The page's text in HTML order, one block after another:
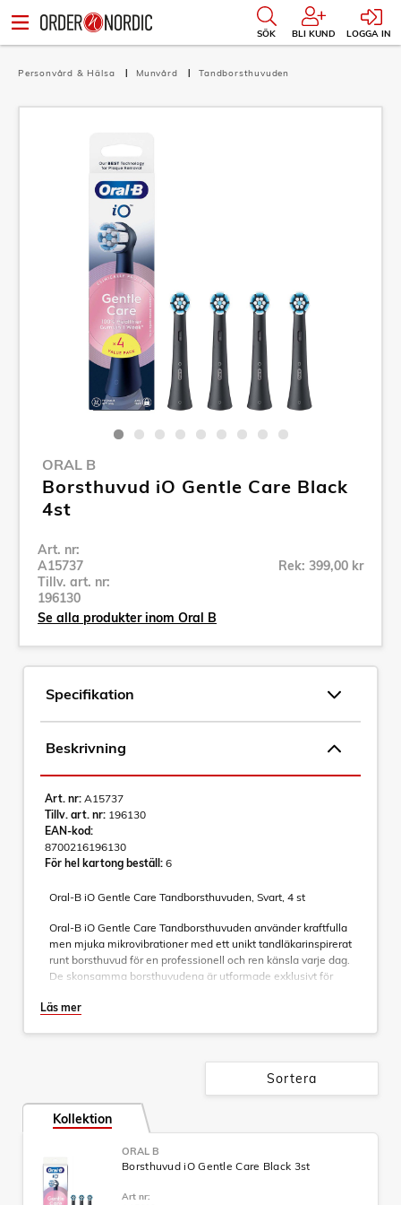
SÖK BLI KUND LOGGA IN
Personvård & Hälsa Munvård Tandborsthuvuden
ORAL B
Borsthuvud iO Gentle Care Black
4st
Art. nr:
A15737
Tillv. art. nr:
196130
Rek: 399,00 kr
Se alla produkter inom Oral B
Specifikation
Beskrivning
Art. nr: A15737
Tillv. art. nr: 196130
EAN-kod:
8700216196130
För hel kartong beställ: 6
Oral-B iO Gentle Care Tandborsthuvuden, Svart, 4 st
Oral-B iO Gentle Care Tandborsthuvuden använder kraftfulla
men mjuka mikrovibrationer med ett unikt tandläkarinspirerat
runt borsthuvud för en professionell och ren känsla varje dag.
De skonsamma borsthuvudena är utformade exklusivt för
till 100 % mer plack än en vanlig manuell tandborste, vilket
skydda tandköttet. Eftersom tandläkare rekommenderar att
Oral-B:s refillborsthuvuden färgskiftande borststrån som
signalerar när det är dags att byta. Njut av överlägsen
rengöringskraft med de enda refillborsthuvudena som är
utformade exklusivt för – och garanterat passar – din Oral-B
iO eltandborste.
- Tätt placerade borststrån: Oral-B Gentle Care
Läs mer
Sortera
Kollektion
ORAL B
Borsthuvud iO Gentle Care Black 3st
Art nr: